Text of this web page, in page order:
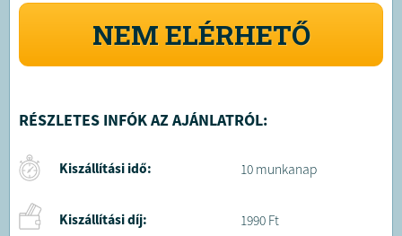
NEM ELÉRHETŐ
RÉSZLETES INFÓK AZ AJÁNLATRÓL:
Kiszállítási idő: 10 munkanap
Kiszállítási díj: 1990 Ft